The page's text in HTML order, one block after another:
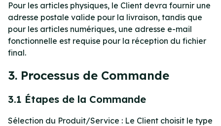
Pour les articles physiques, le Client devra fournir une
adresse postale valide pour la livraison, tandis que
pour les articles numériques, une adresse e-mail
fonctionnelle est requise pour la réception du fichier
final.
3. Processus de Commande
3.1 Étapes de la Commande
Sélection du Produit/Service : Le Client choisit le type